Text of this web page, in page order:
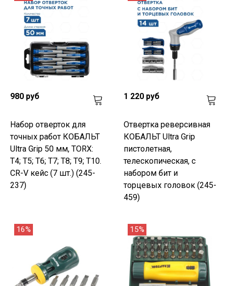
980 руб
Набор отверток для
точных работ КОБАЛЬТ
Ultra Grip 50 мм, TORX:
T4; T5; T6; T7; T8; T9; T10.
CR-V кейс (7 шт.) (245-
237)
1 220 руб
Отвертка реверсивная
КОБАЛЬТ Ultra Grip
пистолетная,
телескопическая, с
набором бит и
торцевых головок (245-
459)
16% 15%